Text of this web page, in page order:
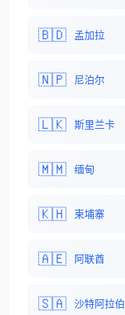
🇧🇩 孟加拉
🇳🇵 尼泊尔
🇱🇰 斯里兰卡
🇲🇲 缅甸
🇰🇭 柬埔寨
🇦🇪 阿联酋
🇸🇦 沙特阿拉伯